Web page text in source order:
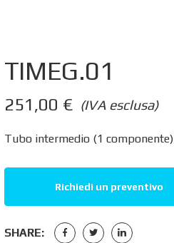
TIMEG.01
(IVA esclusa)
251,00 €
Tubo intermedio (1 componente)
Richiedi un preventivo
SHARE: